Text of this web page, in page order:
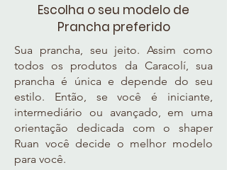
Escolha o seu modelo de
Prancha preferido
Sua prancha, seu jeito. Assim como
todos os produtos da Caracolí, sua
prancha é única e depende do seu
estilo. Então, se você é iniciante,
intermediário ou avançado, em uma
orientação dedicada com o shaper
Ruan você decide o melhor modelo
para você.